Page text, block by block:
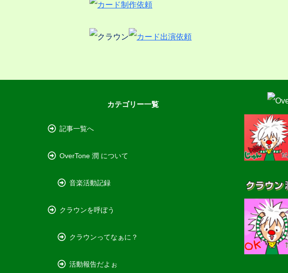
カテゴリー一覧
記事一覧へ
OverTone 潤 について
音楽活動記録
クラウンを呼ぼう
クラウンってなぁに？
活動報告だよぉ